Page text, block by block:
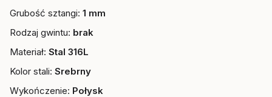
Grubość sztangi: 1 mm
Rodzaj gwintu: brak
Materiał: Stal 316L
Kolor stali: Srebrny
Wykończenie: Połysk